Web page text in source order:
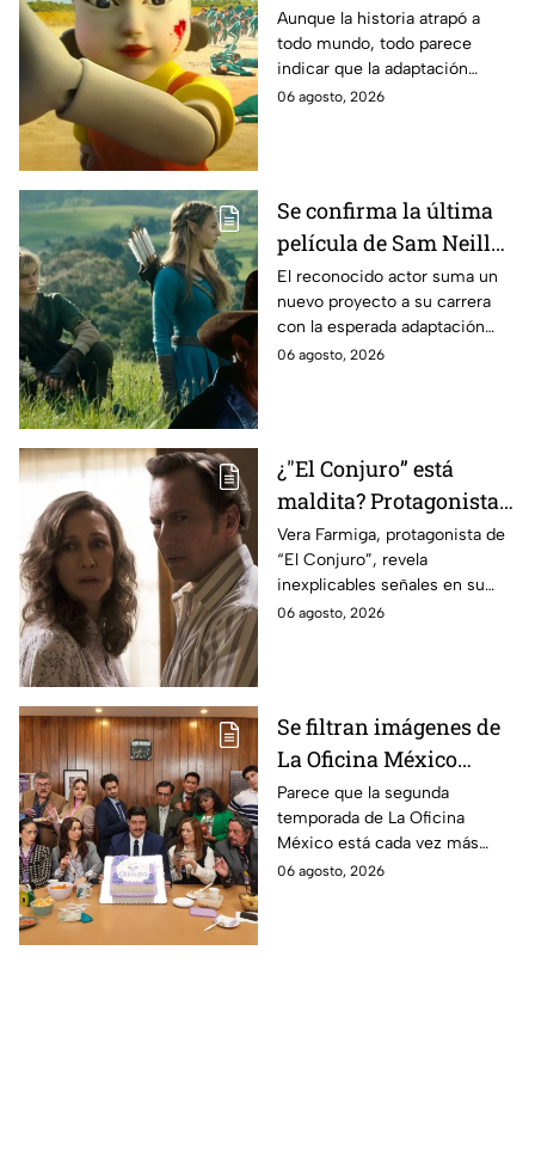
Estados Unidos? Esto
es lo que se sabe al
momento
Aunque la historia atrapó a
todo mundo, todo parece
indicar que la adaptación
podría ser cancelada:
06 agosto, 2026
Se confirma la última
película de Sam Neill
antes de morir: esto es
lo que se sabe hasta
ahora
El reconocido actor suma un
nuevo proyecto a su carrera
con la esperada adaptación
cinematográfica del popular
06 agosto, 2026
¿"El Conjuro” está
maldita? Protagonista
revela INQUIETANTES
señales en su cuerpo
durante la grabación de
la película
Vera Farmiga, protagonista de
“El Conjuro”, revela
inexplicables señales en su
cuerpo durante el rodaje de la
06 agosto, 2026
Se filtran imágenes de
La Oficina México
temporada 2 y un
detalle desata teorías
entre los fans
Parece que la segunda
temporada de La Oficina
México está cada vez más
cerca, pues el elenco ya se
06 agosto, 2026